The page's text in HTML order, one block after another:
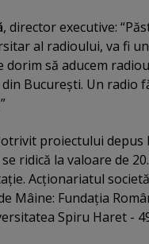
, director executive:
al radioului, va fi
dorim să aducem
Bucureşti. Un radio
proiectului depus
ridică la valoare de
Acţionariatul
Mâine: Fundaţia
Spiru Haret -